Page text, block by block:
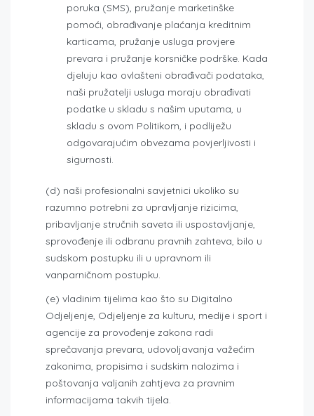
poruka (SMS), pružanje marketinške
pomoći, obrađivanje plaćanja kreditnim
karticama, pružanje usluga provjere
prevara i pružanje korsničke podrške. Kada
djeluju kao ovlašteni obrađivači podataka,
naši pružatelji usluga moraju obrađivati ​​
podatke u skladu s našim uputama, u
skladu s ovom Politikom, i podliježu
odgovarajućim obvezama povjerljivosti i
sigurnosti.
(d) naši profesionalni savjetnici ukoliko su
razumno potrebni za upravljanje rizicima,
pribavljanje stručnih saveta ili uspostavljanje,
sprovođenje ili odbranu pravnih zahteva, bilo u
sudskom postupku ili u upravnom ili
vanparničnom postupku.
(e) vladinim tijelima kao što su Digitalno
Odjeljenje, Odjeljenje za kulturu, medije i sport i
agencije za provođenje zakona radi
sprečavanja prevara, udovoljavanja važećim
zakonima, propisima i sudskim nalozima i
poštovanja valjanih zahtjeva za pravnim
informacijama takvih tijela.